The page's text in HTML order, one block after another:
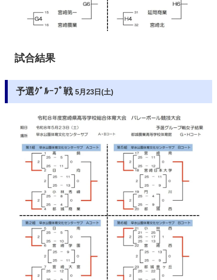
試合結果
予選ｸﾞﾙｰﾌﾟ戦 5月23日(土)